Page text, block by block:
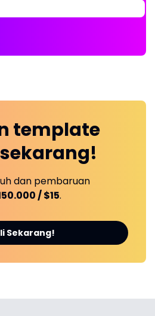
template
sekarang!
dan pembaruan
/ $15.
Sekarang!